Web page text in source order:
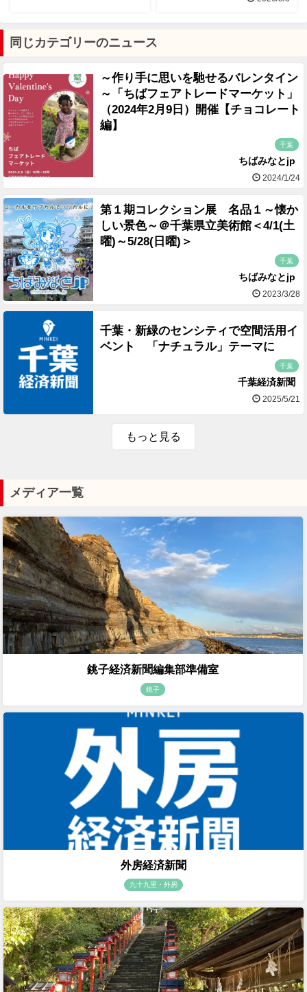
同じカテゴリーのニュース
～作り手に思いを馳せるバレンタイン
～「ちばフェアトレードマーケット」
（2024年2月9日）開催【チョコレート
編】
千葉
ちばみなとjp
2024/1/24
第１期コレクション展 名品１～懐か
しい景色～＠千葉県立美術館＜4/1(土
曜)～5/28(日曜)＞
千葉
ちばみなとjp
2023/3/28
千葉・新緑のセンシティで空間活用イ
ベント 「ナチュラル」テーマに
千葉
千葉経済新聞
2025/5/21
もっと見る
メディア一覧
銚子経済新聞編集部準備室
銚子
外房経済新聞
九十九里・外房